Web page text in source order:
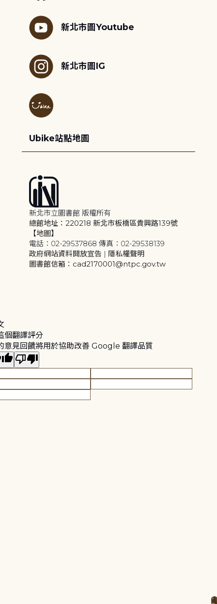
新北市圖Youtube
新北市圖IG
Ubike站點地圖
新北市立圖書館 版權所有
總館地址：220218 新北市板橋區貴興路139號
【地圖】
電話：02-29537868 傳真：02-29538139
政府網站資料開放宣告 | 隱私權聲明
圖書館信箱：cad2170001@ntpc.gov.tw
個翻譯評分
意見回饋將用於協助改善 Google 翻譯品質